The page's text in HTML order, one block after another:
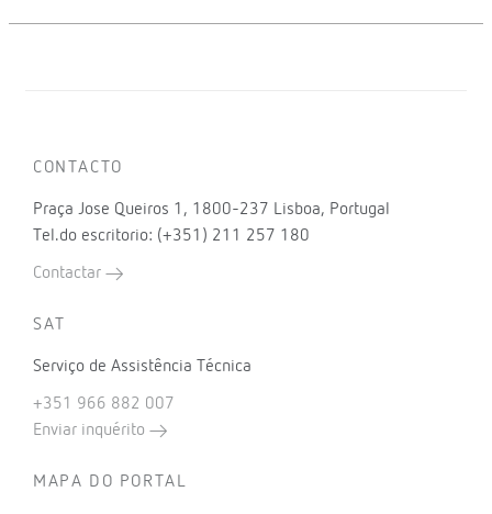
CONTACTO
Praça Jose Queiros 1, 1800-237 Lisboa, Portugal
Tel.do escritorio: (+351) 211 257 180
Contactar
SAT
Serviço de Assistência Técnica
+351 966 882 007
Enviar inquérito
MAPA DO PORTAL